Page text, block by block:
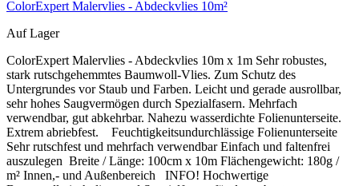
ColorExpert Malervlies - Abdeckvlies 10m²
Auf Lager
ColorExpert Malervlies - Abdeckvlies 10m x 1m Sehr robustes,
stark rutschgehemmtes Baumwoll-Vlies. Zum Schutz des
Untergrundes vor Staub und Farben. Leicht und gerade ausrollbar,
sehr hohes Saugvermögen durch Spezialfasern. Mehrfach
verwendbar, gut abkehrbar. Nahezu wasserdichte Folienunterseite.
Extrem abriebfest. Feuchtigkeitsundurchlässige Folienunterseite
Sehr rutschfest und mehrfach verwendbar Einfach und faltenfrei
auszulegen Breite / Länge: 100cm x 10m Flächengewicht: 180g /
m² Innen,- und Außenbereich INFO! Hochwertige